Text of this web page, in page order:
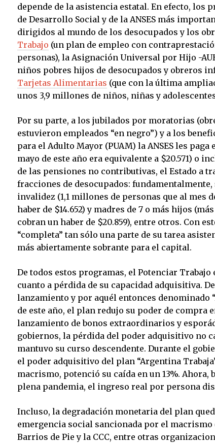
depende de la asistencia estatal. En efecto,
de Desarrollo Social y de la ANSES más
dirigidos al mundo de los desocupados y los
Trabajo (un plan de empleo con
personas), la Asignación Universal por Hijo -
niños pobres hijos de desocupados y obreros
Tarjetas Alimentarias (que con la última
unos 3,9 millones de niños, niñas y
Por su parte, a los jubilados por moratorias
estuvieron empleados “en negro”) y a los
para el Adulto Mayor (PUAM) la ANSES les
mayo de este año era equivalente a $20.571) o
de las pensiones no contributivas, el Estado a
fracciones de desocupados:
invalidez (1,1 millones de personas que al mes
haber de $14.652) y madres de 7 o más hijos
cobran un haber de $20.859), entre otros. Con
“completa” tan sólo una parte de su tarea
más abiertamente sobrante para el capital.
De todos estos programas, el Potenciar
cuanto a pérdida de su capacidad adquisitiva.
lanzamiento y por aquél entonces denominado
de este año, el plan redujo su poder de compra
lanzamiento de bonos extraordinarios y
gobiernos, la pérdida del poder adquisitivo no
mantuvo su curso descendente. Durante el
el poder adquisitivo del plan “Argentina
macrismo, potenció su caída en un 13%. Ahora,
plena pandemia, el ingreso real por persona
Incluso, la degradación monetaria del plan
emergencia social sancionada por el macrismo
Barrios de Pie y la CCC, entre otras